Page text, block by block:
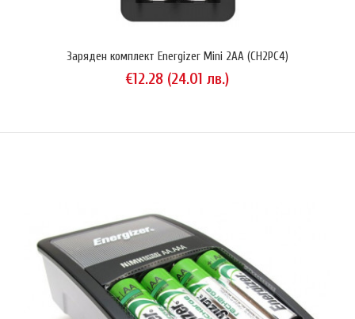
Opus BT-C100 e едноканално зарядно устройство и анализатор с
микропроцесорно управление, което работи както с NiMH/NiCd, така
и с Li-Ion акумулатори. С негова помощ можете да зареждате,
Заряден комплект Energizer Mini 2AA (CH2PC4)
€12.28 (24.01 лв.)